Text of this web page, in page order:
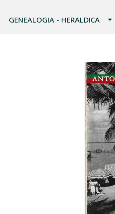
GENEALOGIA - HERALDICA